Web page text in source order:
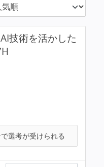
技術を活かした
選考が受けられる